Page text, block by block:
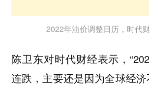
2022年油价调整日历，时代
陈卫东对时代财经表示，
连跌，主要还是因为全球经